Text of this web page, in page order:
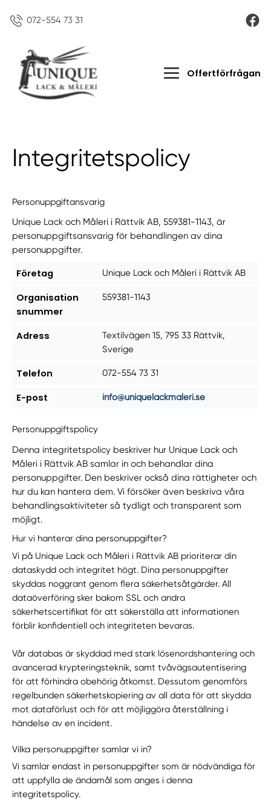
072-554 73 31
Offertförfrågan
Integritetspolicy
Personuppgiftansvarig
Unique Lack och Måleri i Rättvik AB, 559381-1143, är
personuppgiftsansvarig för behandlingen av dina
personuppgifter.
Företag Unique Lack och Måleri i Rättvik AB
Organisation
snummer
559381-1143
Adress
Textilvägen 15, 795 33 Rättvik,
Sverige
Telefon 072-554 73 31
E-post info@uniquelackmaleri.se
Personuppgiftspolicy
Denna integritetspolicy beskriver hur Unique Lack och
Måleri i Rättvik AB samlar in och behandlar dina
personuppgifter. Den beskriver också dina rättigheter och
hur du kan hantera dem. Vi försöker även beskriva våra
behandlingsaktiviteter så tydligt och transparent som
möjligt.
Hur vi hanterar dina personuppgifter?
Vi på Unique Lack och Måleri i Rättvik AB prioriterar din
dataskydd och integritet högt. Dina personuppgifter
skyddas noggrant genom flera säkerhetsåtgärder. All
dataöverföring sker bakom SSL och andra
säkerhetscertifikat för att säkerställa att informationen
förblir konfidentiell och integriteten bevaras.
Vår databas är skyddad med stark lösenordshantering och
avancerad krypteringsteknik, samt tvåvägsautentisering
för att förhindra obehörig åtkomst. Dessutom genomförs
regelbunden säkerhetskopiering av all data för att skydda
mot dataförlust och för att möjliggöra återställning i
händelse av en incident.
Vilka personuppgifter samlar vi in?
Vi samlar endast in personuppgifter som är nödvändiga för
att uppfylla de ändamål som anges i denna
integritetspolicy.